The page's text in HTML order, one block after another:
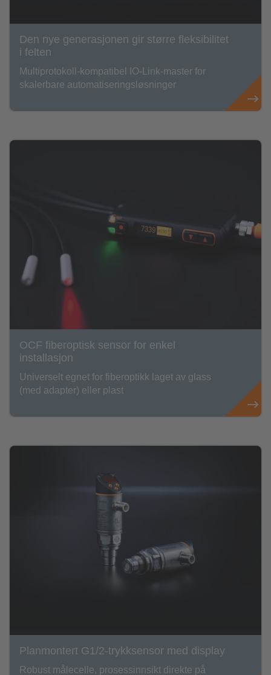
Den nye generasjonen gir større fleksibilitet
i felten
Multiprotokoll-kompatibel IO-Link-master for
skalerbare automatiseringsløsninger
OCF fiberoptisk sensor for enkel
installasjon
Universelt egnet for fiberoptikk laget av glass
(med adapter) eller plast
Planmontert G1/2-trykksensor med display
Robust målecelle, prosessinnsikt direkte på